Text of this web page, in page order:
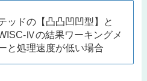
ッドの【凸凸凹凹型】と
Ⅳの結果ワーキングメ
と処理速度が低い場合